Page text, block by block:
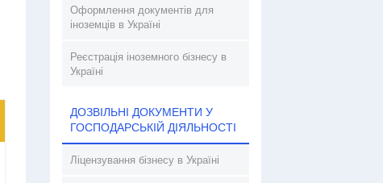
Оформлення документів для
іноземців в Україні
Реєстрація іноземного бізнесу в
Україні
ДОЗВІЛЬНІ ДОКУМЕНТИ У
ГОСПОДАРСЬКІЙ ДІЯЛЬНОСТІ
Ліцензування бізнесу в Україні